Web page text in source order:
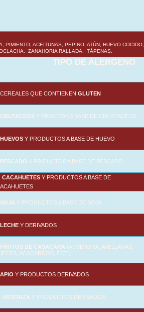
PIMIENTO, ACEITUNAS, PEPINO, ATÚN, HUEVO COCIDO,
ZANAHORIA RALLADA, TÁPENAS.
TIPO DE ALERGENO
QUE CONTIENEN GLUTEN
CRUTACEOS Y PROCTOS A BASE DE CRUSTACEOS
HUEVOS Y PRODUCTOS A BASE DE HUEVO
PESCADO Y PRIDUCTOS A BASE DE PESCADO
CACAHUETESY PRODUCTOS A BASE DE
SOJA Y PRODUCTOS A BASE DE SOJA
LECHE Y DERIVADOS
FRUTOS DE CASACARA (ALMENDRA, AVELLANAS,
ACACARDOS, ECT.)
APIO Y PRODUCTOS DERIVADOS
MOSTAZA Y PRODUCTOS DERIVADOS